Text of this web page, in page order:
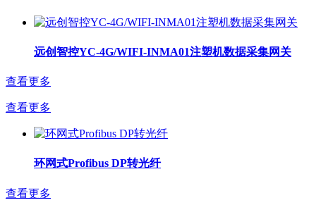
远创智控YC-4G/WIFI-INMA01注塑机数据采集网关
查看更多
查看更多
环网式Profibus DP转光纤
查看更多